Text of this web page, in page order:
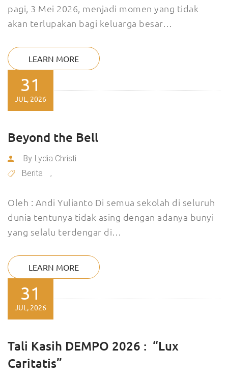
pagi, 3 Mei 2026, menjadi momen yang tidak
akan terlupakan bagi keluarga besar…
LEARN MORE
31
JUL, 2026
Beyond the Bell
By Lydia Christi
Berita
,
Oleh : Andi Yulianto Di semua sekolah di seluruh
dunia tentunya tidak asing dengan adanya bunyi
yang selalu terdengar di…
LEARN MORE
31
JUL, 2026
Tali Kasih DEMPO 2026 : “Lux
Caritatis”